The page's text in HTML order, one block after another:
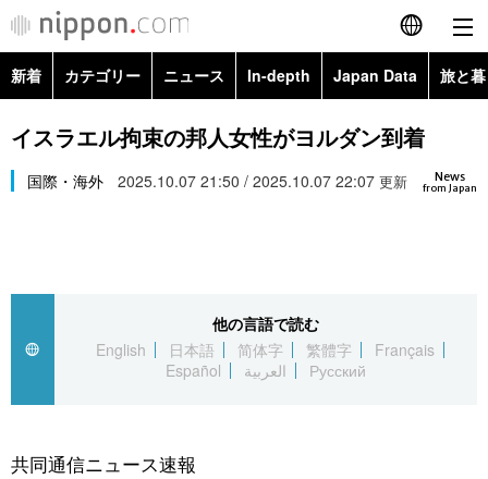
English
简体字
繁體字
العربية
社会
旅と暮らし
新着 カテゴリー ニュース In-depth Japan Data 旅と
政治・外交
経済・ビジネス
社会
文化
科学・技術
暮らし
Topics
Images
お知らせ
イスラエル拘束の邦人女性がヨルダン到着
News
from Japan
国際・海外 2025.10.07 21:50 / 2025.10.07 22:07 更新
他の言語で読む
English
日本語 简体字 繁體字
Français
Español
العربية Русский
共同通信ニュース速報